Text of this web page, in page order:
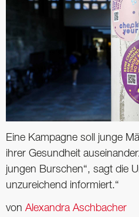
Eine Kampagne soll junge
ihrer Gesundheit
jungen Burschen“, sagt die
unzureichend informiert.“
von Alexandra Aschbacher